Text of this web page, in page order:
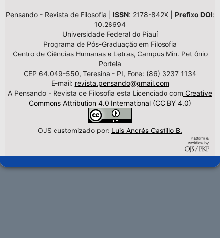
Pensando - Revista de Filosofia | ISSN: 2178-842X | Prefixo DOI:
10.26694
Universidade Federal do Piauí
Programa de Pós-Graduação em Filosofia
Centro de Ciências Humanas e Letras, Campus Min. Petrônio
Portela
CEP 64.049-550, Teresina - PI, Fone: (86) 3237 1134
E-mail: revista.pensando@gmail.com
A Pensando - Revista de Filosofia esta Licenciado com Creative
Commons Attribution 4.0 International (CC BY 4.0)
OJS customizado por: Luis Andrés Castillo B.